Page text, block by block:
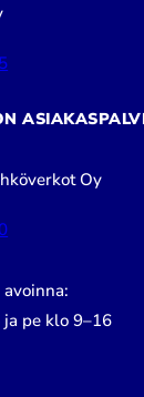
Oy
pe klo 9–16